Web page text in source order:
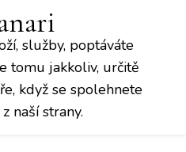
služby, poptáváte
tomu jakkoliv, určitě
když se spolehnete
naší strany.